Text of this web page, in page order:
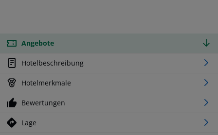
Angebote
Hotelbeschreibung
Hotelmerkmale
Bewertungen
Lage